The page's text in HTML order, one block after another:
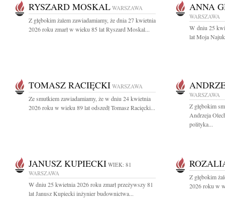
RYSZARD MOSKAL WARSZAWA
Z głębokim żalem zawiadamiamy, że dnia 27 kwietnia
2026 roku zmarł w wieku 85 lat Ryszard Moskal...
ANNA
WARSZAWA
W dniu 25
lat Moja
TOMASZ RACIĘCKI WARSZAWA
Ze smutkiem zawiadamiamy, że w dniu 24 kwietnia
2026 roku w wieku 89 lat odszedł Tomasz Racięcki...
WARSZAWA
Z głębokim
Andrzeja
polityka...
JANUSZ KUPIECKI WIEK: 81
WARSZAWA
W dniu 25 kwietnia 2026 roku zmarł przeżywszy 81
lat Janusz Kupiecki inżynier budownictwa...
Z głębokim
2026 roku w